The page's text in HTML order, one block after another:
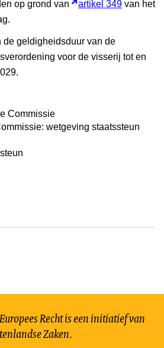
op grond van
artikel 349 van het
de geldigheidsduur van de
voor de visserij tot en
Commissie
wetgeving staatssteun
Recht is een initiatief van
Zaken.